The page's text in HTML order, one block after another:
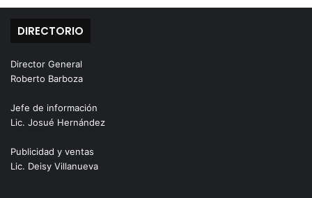
DIRECTORIO
Director General
Roberto Barboza
Jefe de información
Lic. Josué Hernández
Publicidad y ventas
Lic. Deisy Villanueva